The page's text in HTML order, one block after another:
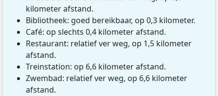
kilometer afstand.
Bibliotheek: goed bereikbaar, op 0,3 kilometer.
Café: op slechts 0,4 kilometer afstand.
Restaurant: relatief ver weg, op 1,5 kilometer
afstand.
Treinstation: op 6,6 kilometer afstand.
Zwembad: relatief ver weg, op 6,6 kilometer
afstand.